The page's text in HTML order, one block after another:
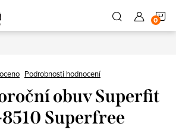
Podrobnosti hodnocení
obuv Superfit
Superfree